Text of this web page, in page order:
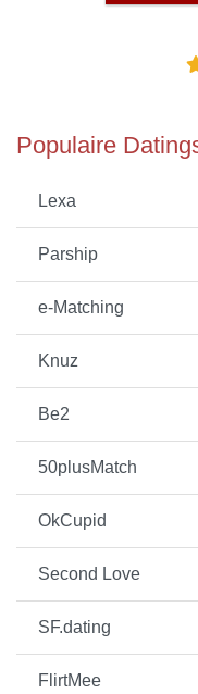
Populaire
Lexa
Parship
e-Matching
Knuz
Be2
50plusMatch
OkCupid
Second Love
SF.dating
FlirtMee